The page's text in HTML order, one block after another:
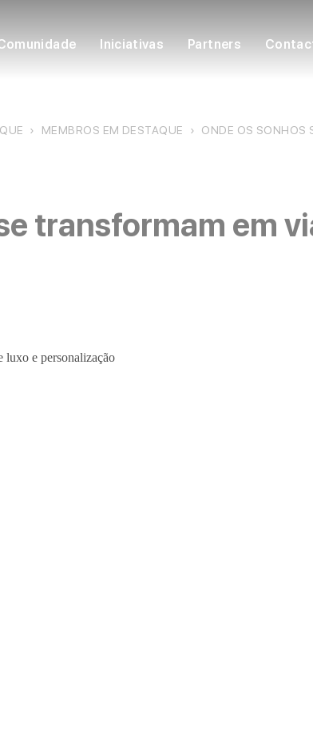
Iniciativas Partners
› MEMBROS EM DESTAQUE › ONDE OS SONHOS
transformam em